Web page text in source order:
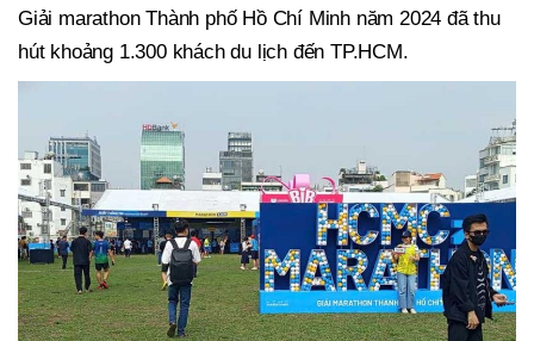
Giải marathon Thành phố Hồ Chí Minh năm 2024 đã thu
hút khoảng 1.300 khách du lịch đến TP.HCM.